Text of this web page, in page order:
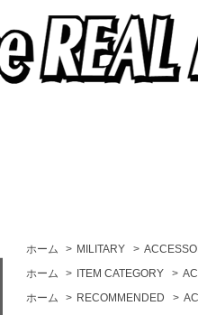
ホーム > MILITARY >
ホーム
> ITEM CATEGORY >
ホーム
> RECOMMENDED >